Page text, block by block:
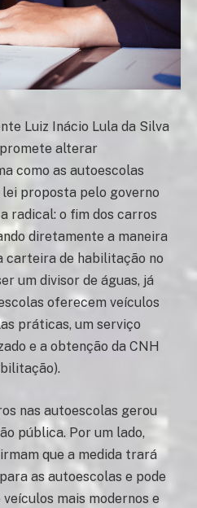
Luiz Inácio Lula da Silva
promete alterar
como as autoescolas
proposta pelo governo
radical: o fim dos carros
diretamente a maneira
carteira de habilitação no
um divisor de águas, já
oferecem veículos
práticas, um serviço
e a obtenção da CNH
nas autoescolas gerou
pública. Por um lado,
que a medida trará
as autoescolas e pode
mais modernos e